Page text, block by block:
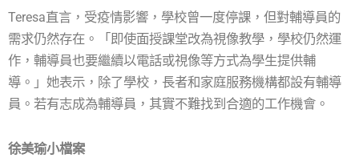
Teresa直言，受疫情影響，學校曾一度停課，但對輔導員的
需求仍然存在。「即使面授課堂改為視像教學，學校仍然運
作，輔導員也要繼續以電話或視像等方式為學生提供輔
導。」她表示，除了學校，長者和家庭服務機構都設有輔導
員。若有志成為輔導員，其實不難找到合適的工作機會。
徐美瑜小檔案